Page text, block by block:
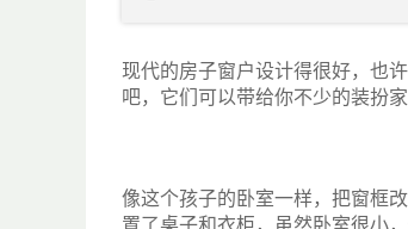
现代的房子窗户设计得很好，也
吧，它们可以带给你不少的装扮家
像这个孩子的卧室一样，把窗框
置了桌子和衣柜，虽然卧室很小